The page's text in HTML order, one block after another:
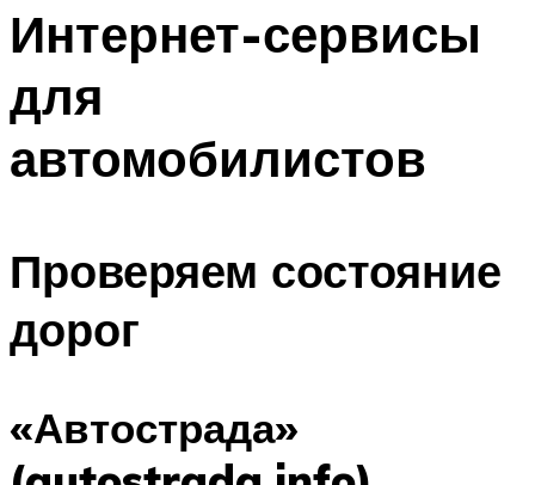
Интернет-сервисы
для
автомобилистов
Проверяем состояние
дорог
«Автострада»